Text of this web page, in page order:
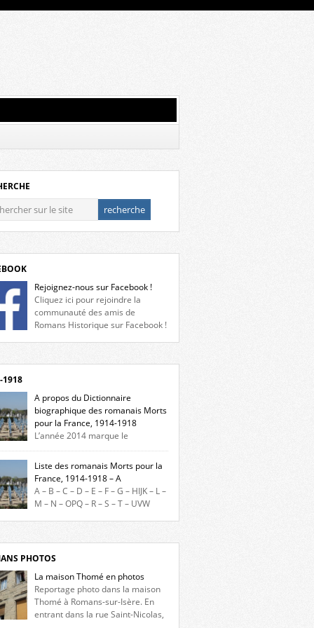
Rejoignez-nous sur Facebook !
Cliquez ici pour rejoindre la
communauté des amis de
Romans Historique sur Facebook !
1918
A propos du Dictionnaire
biographique des romanais Morts
pour la France, 1914-1918
L’année 2014 marque le
du début de la Première Guerre
et ce dictionnaire biographique veut
hommage aux romanais Morts pour la
durant ce conflit. La base de cette
historique est constituée des noms
sur les plaques commémoratives de
de Ville, du lycée du Dauphiné et du lycée
Liste des romanais Morts pour la
France, 1914-1918 – A
A – B – C – D – E – F – G – HIJK – L –
M – N – OPQ – R – S – T – UVW
lettre. Liste des romanais […]
PHOTOS
La maison Thomé en photos
Reportage photo dans la maison
Thomé à Romans-sur-Isère. En
entrant dans la rue Saint-Nicolas,